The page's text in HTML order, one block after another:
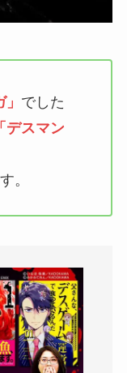
でした
「デスマン
。